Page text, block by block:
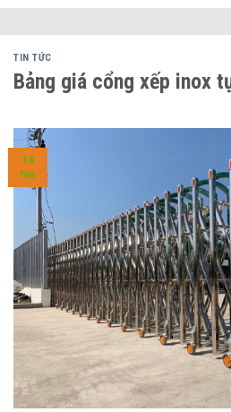
TIN TỨC
Bảng giá cổng xếp inox
14
TH5